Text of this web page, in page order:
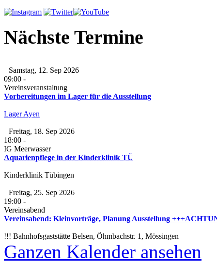
Nächste Termine
Samstag, 12. Sep 2026
09:00 -
Vereinsveranstaltung
Vorbereitungen im Lager für die Ausstellung
Lager Ayen
Freitag, 18. Sep 2026
18:00 -
IG Meerwasser
Aquarienpflege in der Kinderklinik TÜ
Kinderklinik Tübingen
Freitag, 25. Sep 2026
19:00 -
Vereinsabend
Vereinsabend: Kleinvorträge, Planung Ausstellung
!!! Bahnhofsgaststätte Belsen, Öhmbachstr. 1, Mössingen
Ganzen Kalender ansehen